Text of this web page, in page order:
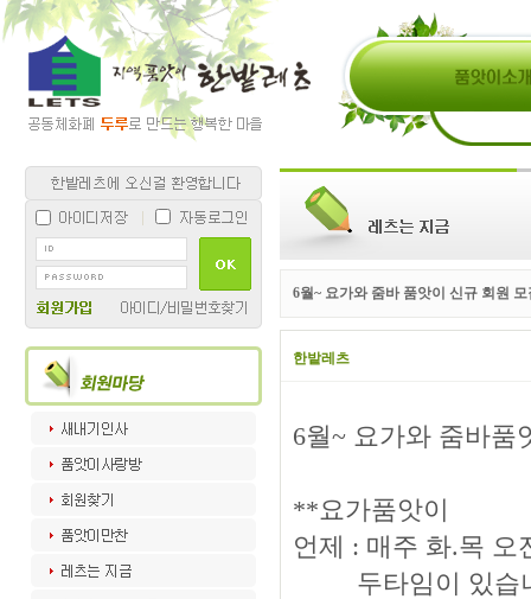
6월~ 요가와 줌바 품앗이 신규 회원
한밭레츠
6월~ 요가와 줌바품
**요가품앗이
언제 : 매주 화.목 오
두타임이 있습